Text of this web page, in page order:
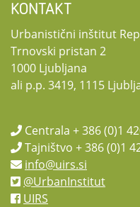
KONTAKT
Urbanistični inštitut
Trnovski pristan 2
1000 Ljubljana
ali p.p. 3419, 1115
Centrala + 386 (0)1
Tajništvo + 386 (0)1
info@uirs.si
@UrbanInstitut
UIRS